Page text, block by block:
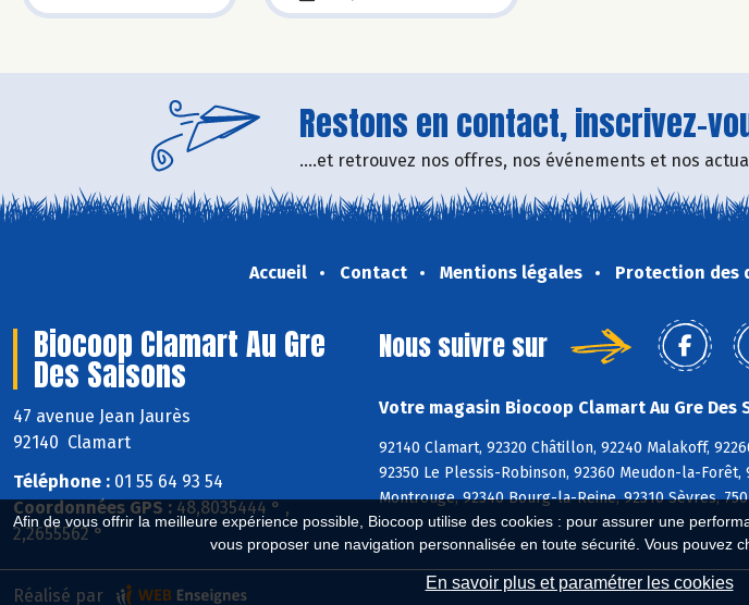
Afin de vous offrir la meilleure expérience possible, Biocoop utilise des cookies : pour assurer une
vous proposer une navigation personnalisée en toute sécurité. Vous pouvez
En savoir plus et paramétrer les cookies
Restons en contact, inscrivez-
....et retrouvez nos offres, nos événements et nos
Accueil Contact Mentions légales Protection des
Biocoop Clamart Au Gre
Des Saisons
47 avenue Jean Jaurès
92140 Clamart
Téléphone : 01 55 64 93 54
Coordonnées GPS : 48,8035444 ° ,
2,2655562 °
Nous suivre sur
Votre magasin Biocoop Clamart Au Gre Des
92140 Clamart, 92320 Châtillon, 92240 Malakoff,
92350 Le Plessis-Robinson, 92360 Meudon-la-Forêt,
Montrouge, 92340 Bourg-la-Reine, 92310 Sèvres,
Réalisé par